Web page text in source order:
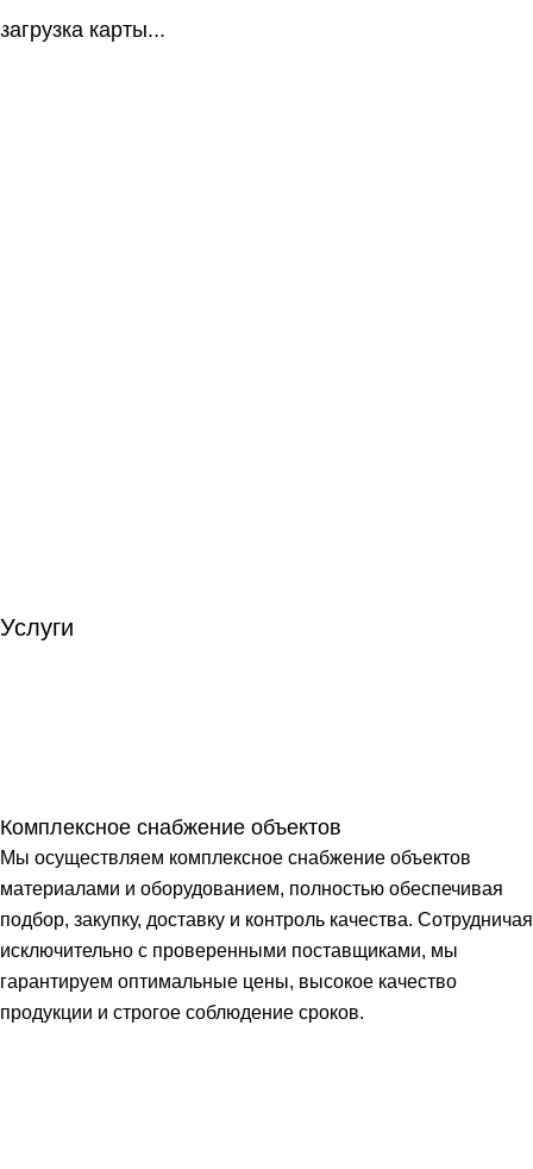
загрузка карты...
Услуги
Комплексное снабжение объектов
Мы осуществляем комплексное снабжение объектов
материалами и оборудованием, полностью обеспечивая
подбор, закупку, доставку и контроль качества. Сотрудничая
исключительно с проверенными поставщиками, мы
гарантируем оптимальные цены, высокое качество
продукции и строгое соблюдение сроков.